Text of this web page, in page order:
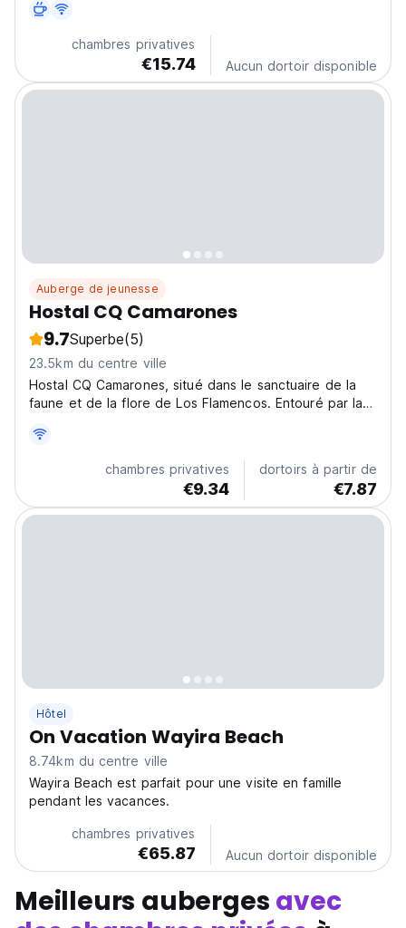
offer a welcoming and laid-back space where music,
comfort, and connection come together. Our rooms...
chambres privatives
€15.74 Aucun dortoir disponible
Auberge de jeunesse
Hostal CQ Camarones
9.7Superbe(5)
23.5km du centre ville
Hostal CQ Camarones, situé dans le sanctuaire de la
faune et de la flore de Los Flamencos. Entouré par la
chambres privatives
€9.34
dortoirs à partir de
€7.87
Hôtel
On Vacation Wayira Beach
8.74km du centre ville
Wayira Beach est parfait pour une visite en famille
pendant les vacances.
chambres privatives
€65.87 Aucun dortoir disponible
Meilleurs auberges avec